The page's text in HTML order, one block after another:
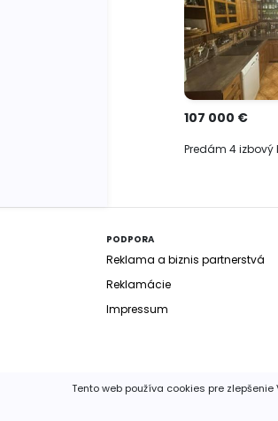
Tento web používa cookies pre
107 000 €
Predám 4
PODPORA
Reklama a biznis partnerstvá
Reklamácie
Impressum
Všetky práva vyhradené.